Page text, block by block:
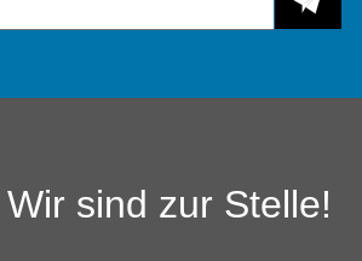
sind zur Stelle!